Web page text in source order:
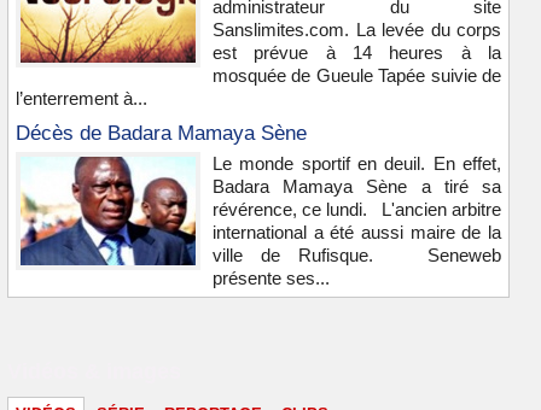
administrateur du site
Sanslimites.com. La levée du corps
est prévue à 14 heures à la
mosquée de Gueule Tapée suivie de
l’enterrement à...
Décès de Badara Mamaya Sène
Le monde sportif en deuil. En effet,
Badara Mamaya Sène a tiré sa
révérence, ce lundi. L'ancien arbitre
international a été aussi maire de la
ville de Rufisque. Seneweb
présente ses...